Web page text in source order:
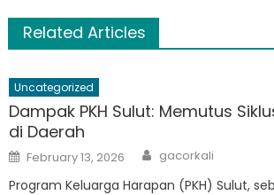
Related Articles
Uncategorized
Dampak PKH Sulut: Memutus
di Daerah
Posted
on
February 13, 2026 Author
gacorkali
Program Keluarga Harapan (PKH) Sulut,